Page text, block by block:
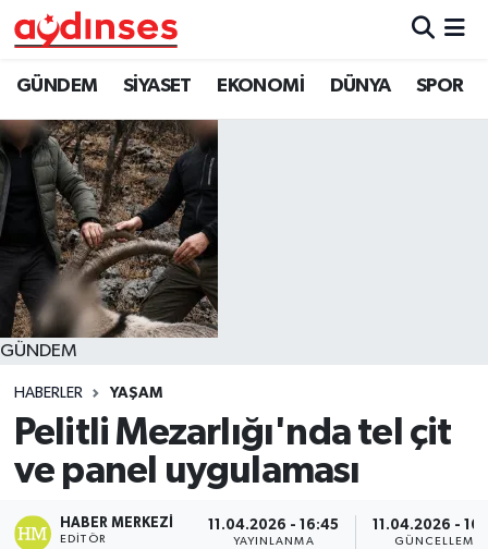
GÜNDEM SİYASET EKONOMİ DÜNYA SPOR
GÜNDEM
HABERLER YAŞAM
Pelitli Mezarlığı'nda tel çit
ve panel uygulaması
HABER MERKEZI
EDITÖR
11.04.2026 - 16:45
YAYINLANMA
11.04.2026 -
GÜNCELLEME
GÜNDEM
SİYASET
EKONOMİ
DÜNYA
SPOR
MAGAZİN
YAŞAM
Nöbetçi Eczaneler
Hava Durumu
Aydin Namaz Vakitleri
Trafik Durumu
Süper Lig Puan Durumu ve Fikstür
Tüm Manşetler
Son Dakika Haberleri
Haber Arşivi